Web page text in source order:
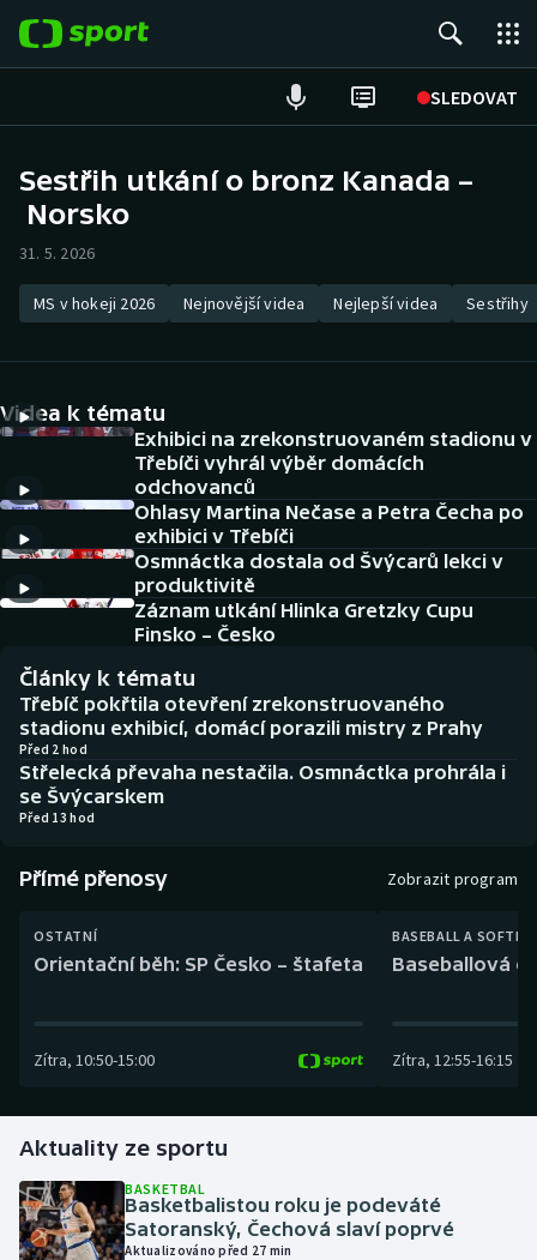
SLEDOVAT
Hokej
Atletika
DALŠÍ SPORTY
Americký fotbal
Baseball a softbal
Basketbal
Biatlon
Boby a skeleton
Box
Florbal
Golf
Házená
Jezdectví
NEPŘEHLÉDNĚTE
Soutěže
Historické návraty
Aplikace ČT sport
AZ kvíz
Sestřih utkání o bronz Kanada –
Norsko
31. 5. 2026
MS v hokeji 2026 Nejnovější videa Nejlepší videa Sestřihy
Videa k tématu
Exhibici na zrekonstruovaném stadionu v
Třebíči vyhrál výběr domácích
odchovanců
Ohlasy Martina Nečase a Petra Čecha po
exhibici v Třebíči
Osmnáctka dostala od Švýcarů lekci v
produktivitě
Záznam utkání Hlinka Gretzky Cupu
Finsko – Česko
Články k tématu
Třebíč pokřtila otevření zrekonstruovaného
stadionu exhibicí, domácí porazili mistry z Prahy
Před 2 hod
Střelecká převaha nestačila. Osmnáctka prohrála i
se Švýcarskem
Před 13 hod
Přímé přenosy Zobrazit program
OSTATNÍ
Orientační běh: SP Česko – štafeta
Zítra, 10:50-15:00
BASEBALL A
Baseballová
Zítra, 12:55-16:15
Aktuality ze sportu
BASKETBAL
Basketbalistou roku je podeváté
Satoranský, Čechová slaví poprvé
Aktualizováno před 27 min